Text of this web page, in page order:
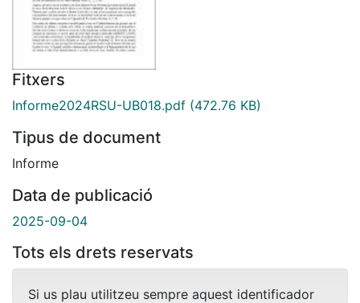
Fitxers
Informe2024RSU-UB018.pdf (472.76 KB)
Tipus de document
Informe
Data de publicació
2025-09-04
Tots els drets reservats
Si us plau utilitzeu sempre aquest identificador